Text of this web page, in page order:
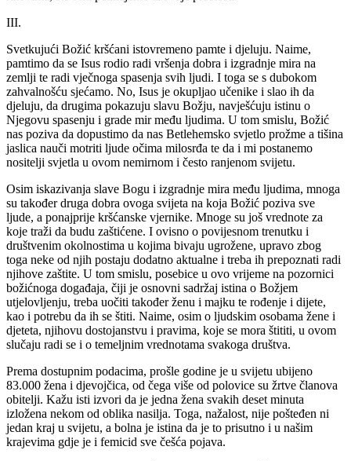
III.
Svetkujući Božić kršćani istovremeno pamte i djeluju. Naime,
pamtimo da se Isus rodio radi vršenja dobra i izgradnje mira na
zemlji te radi vječnoga spasenja svih ljudi. I toga se s dubokom
zahvalnošću sjećamo. No, Isus je okupljao učenike i slao ih da
djeluju, da drugima pokazuju slavu Božju, navješćuju istinu o
Njegovu spasenju i grade mir među ljudima. U tom smislu, Božić
nas poziva da dopustimo da nas Betlehemsko svjetlo prožme a tišina
jaslica nauči motriti ljude očima milosrđa te da i mi postanemo
nositelji svjetla u ovom nemirnom i često ranjenom svijetu.
Osim iskazivanja slave Bogu i izgradnje mira među ljudima, mnoga
su također druga dobra ovoga svijeta na koja Božić poziva sve
ljude, a ponajprije kršćanske vjernike. Mnoge su još vrednote za
koje traži da budu zaštićene. I ovisno o povijesnom trenutku i
društvenim okolnostima u kojima bivaju ugrožene, upravo zbog
toga neke od njih postaju dodatno aktualne i treba ih prepoznati radi
njihove zaštite. U tom smislu, posebice u ovo vrijeme na pozornici
božićnoga događaja, čiji je osnovni sadržaj istina o Božjem
utjelovljenju, treba uočiti također ženu i majku te rođenje i dijete,
kao i potrebu da ih se štiti. Naime, osim o ljudskim osobama žene i
djeteta, njihovu dostojanstvu i pravima, koje se mora štititi, u ovom
slučaju radi se i o temeljnim vrednotama svakoga društva.
Prema dostupnim podacima, prošle godine je u svijetu ubijeno
83.000 žena i djevojčica, od čega više od polovice su žrtve članova
obitelji. Kažu isti izvori da je jedna žena svakih deset minuta
izložena nekom od oblika nasilja. Toga, nažalost, nije pošteđen ni
jedan kraj u svijetu, a bolna je istina da je to prisutno i u našim
krajevima gdje je i femicid sve češća pojava.